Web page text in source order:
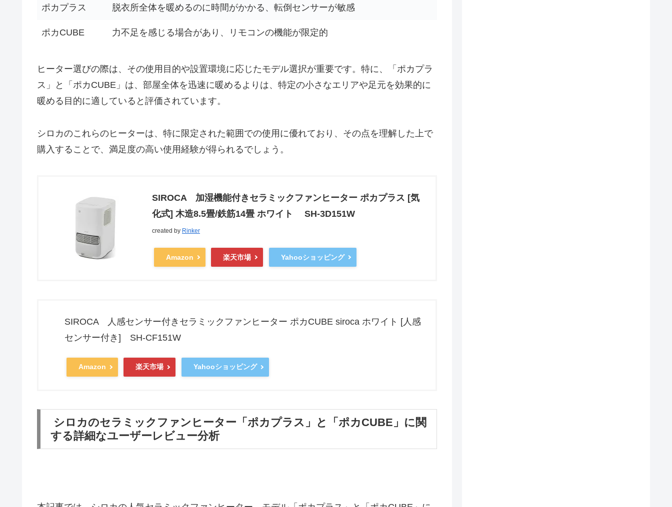
ポカプラス 脱衣所全体を暖めるのに時間がかかる、転倒センサーが敏感
ポカCUBE 力不足を感じる場合があり、リモコンの機能が限定的
ヒーター選びの際は、その使用目的や設置環境に応じたモデル選択が重要です。特に、「ポカプラ
ス」と「ポカCUBE」は、部屋全体を迅速に暖めるよりは、特定の小さなエリアや足元を効果的に
暖める目的に適していると評価されています。
シロカのこれらのヒーターは、特に限定された範囲での使用に優れており、その点を理解した上で
購入することで、満足度の高い使用経験が得られるでしょう。
SIROCA 加湿機能付きセラミックファンヒーター ポカプラス [気
化式] 木造8.5畳/鉄筋14畳 ホワイト SH-3D151W
created by Rinker
Amazon 楽天市場 Yahooショッピング
SIROCA 人感センサー付きセラミックファンヒーター ポカCUBE siroca ホワイト [人感
センサー付き] SH-CF151W
Amazon 楽天市場 Yahooショッピング
シロカのセラミックファンヒーター「ポカプラス」と「ポカCUBE」に関
する詳細なユーザーレビュー分析